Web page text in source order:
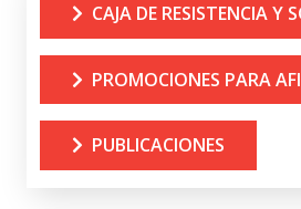
CAJA DE RESISTENCIA Y
PROMOCIONES PARA
PUBLICACIONES